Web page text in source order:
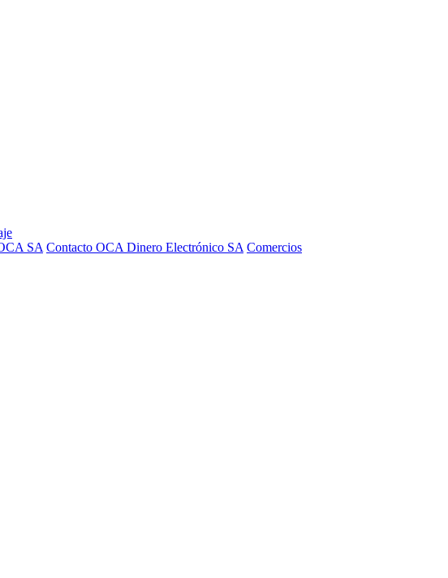
SA Contacto OCA Dinero Electrónico SA Comercios